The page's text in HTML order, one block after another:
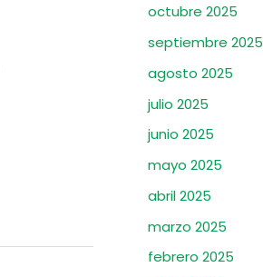
octubre 2025
septiembre 2025
agosto 2025
julio 2025
junio 2025
mayo 2025
abril 2025
marzo 2025
febrero 2025